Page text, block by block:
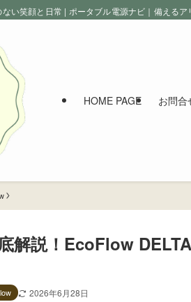
ない笑顔と日常 | ポータブル電源ナビ｜備えるア
HOME PAGE お問合
底解説！EcoFlow
2026年6月28日